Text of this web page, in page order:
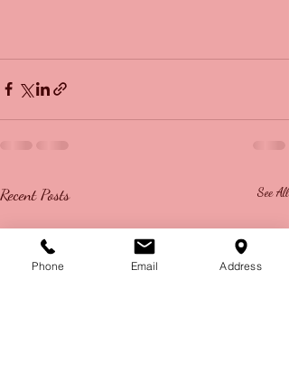
Recent Posts See All
Phone Email Address